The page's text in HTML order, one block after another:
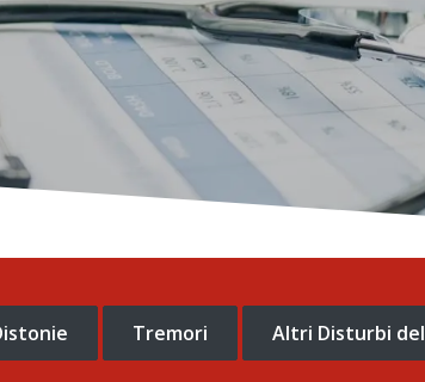
Tremori Altri Disturbi